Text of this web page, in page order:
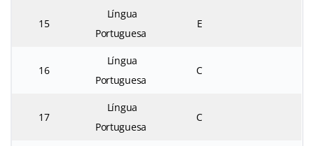
15
Língua
Portuguesa
E
16
Língua
Portuguesa
C
17
Língua
Portuguesa
C